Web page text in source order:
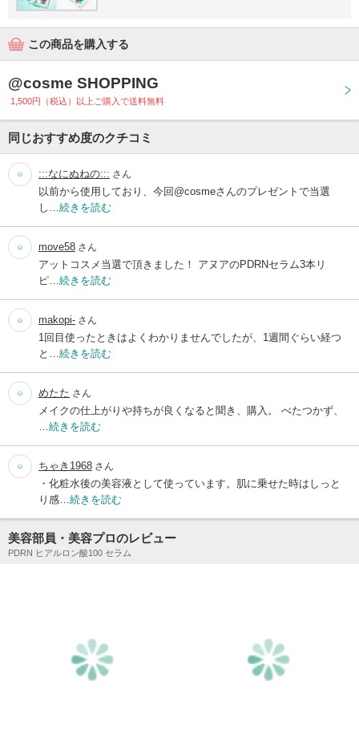
この商品を購入する
@cosme SHOPPING
1,500円（税込）以上ご購入で送料無料
同じおすすめ度のクチコミ
:::なにぬねの::: さん
以前から使用しており、今回@cosmeさんのプレゼントで当選
し… 続きを読む
move58 さん
アットコスメ当選で頂きました！ アヌアのPDRNセラム3本リ
ピ… 続きを読む
makopi- さん
1回目使ったときはよくわかりませんでしたが、1週間ぐらい経つ
と… 続きを読む
めたた さん
メイクの仕上がりや持ちが良くなると聞き、購入。 べたつかず、
続きを読む
ちゃき1968 さん
・化粧水後の美容液として使っています。肌に乗せた時はしっと
り感… 続きを読む
美容部員・美容プロのレビュー
PDRN ヒアルロン酸100 セラム